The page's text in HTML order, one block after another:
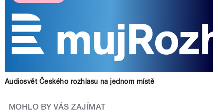
Audiosvět Českého rozhlasu na jednom místě
MOHLO BY VÁS ZAJÍMAT